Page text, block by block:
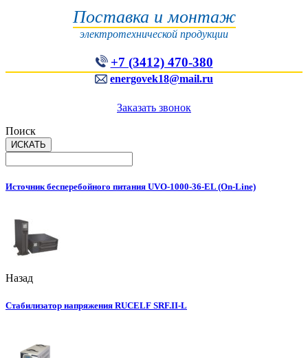
Поставка и монтаж
электротехнической продукции
+7 (3412) 470-380
energovek18@mail.ru
Заказать звонок
Поиск
Источник бесперебойного питания UVO-1000-36-EL (On-Line)
Назад
Стабилизатор напряжения RUCELF SRF.II-L